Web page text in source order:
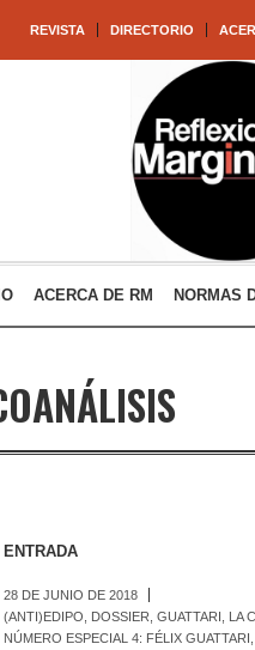
REVISTA DIRECTORIO
ACERCA DE RM NORMAS
ENTRADA
28 DE JUNIO DE 2018
(ANTI)EDIPO
DOSSIER GUATTARI LA
NÚMERO ESPECIAL 4: FÉLIX GUATTARI